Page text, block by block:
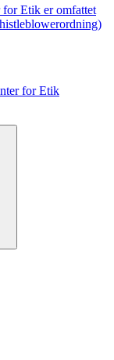
Etik er omfattet
for Etik